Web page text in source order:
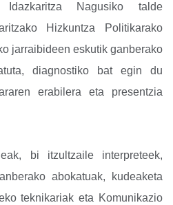
Nagusiko talde
Hizkuntza Politikarako
jarraibideen eskutik ganberako
diagnostiko bat egin du
erabilera eta presentzia
bi itzultzaile interpreteek,
abokatuak, kudeaketa
teknikariak eta Komunikazio